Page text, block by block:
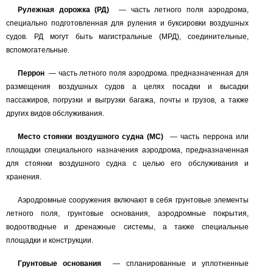
Рулежная дорожка (РД) —часть летного поля аэродрома,
специально подготовленная для руления и буксировки воздушных
судов. РД могут быть магистральные (МРД), соединительные,
вспомогательные.
Перрон — часть летного поля аэродрома. предназначенная для
размещения воздушных судов а целях посадки и высадки
пассажиров, погрузки и выгрузки багажа, почты и грузов, а также
других видов обслуживания.
Место стоянки воздушного судна (МС) —часть перрона или
площадки специального назначения аэродрома, предназначенная
для стоянки воздушного судна с целью его обслуживания и
хранения.
Аэродромные сооружения включают в себя грунтовые элементы
летного поля, грунтовые основания, аэродромные покрытия,
водоотводные и дренажные системы, а также специальные
площадки и конструкции.
Грунтовые основания — спланированные и уплотненные